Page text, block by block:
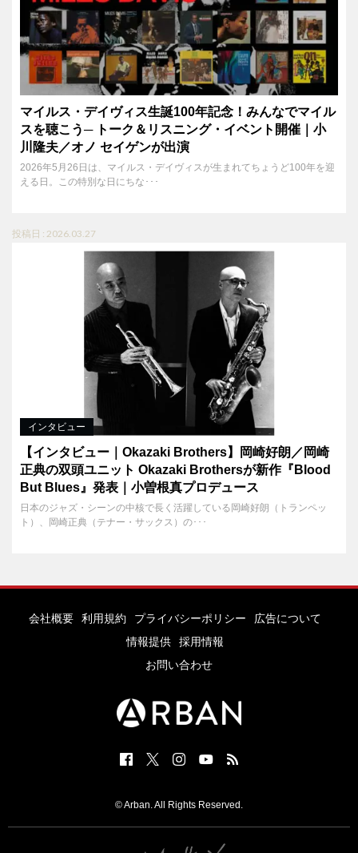
マイルス・デイヴィス生誕100年記念！みんなでマイル
スを聴こう─ トーク＆リスニング・イベント開催｜小
川隆夫／オノ セイゲンが出演
2026年5月26日は、マイルス・デイヴィスが生まれてちょうど100年を迎
える日。この特別な日にちな･･･
投稿日 : 2026.03.27
インタビュー
【インタビュー｜Okazaki Brothers】岡崎好朗／岡崎
正典の双頭ユニット Okazaki Brothersが新作『Blood
But Blues』発表｜小曽根真プロデュース
日本のジャズ・シーンの中核で長く活躍している岡崎好朗（トランペッ
ト）、岡崎正典（テナー・サックス）の･･･
会社概要 利用規約 プライバシーポリシー
広告について
情報提供
採用情報
お問い合わせ
© Arban. All Rights Reserved.